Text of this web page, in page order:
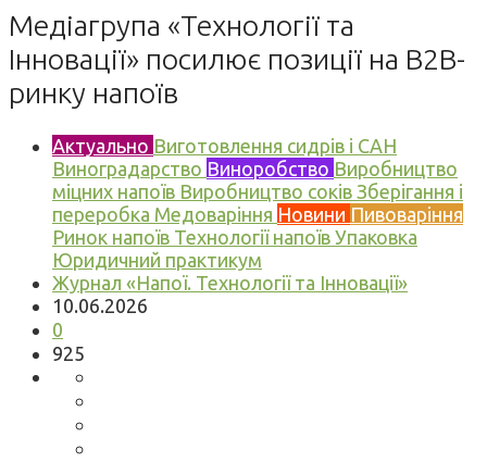
Медіагрупа «Технології та
Інновації» посилює позиції на B2B-
ринку напоїв
Актуально Виготовлення сидрів і САН
Виноградарство Виноробство Виробництво
міцних напоїв Виробництво соків Зберігання і
переробка Медоваріння Новини Пивоваріння
Ринок напоїв Технології напоїв Упаковка
Юридичний практикум
Журнал «Напої. Технології та Інновації»
10.06.2026
0
925